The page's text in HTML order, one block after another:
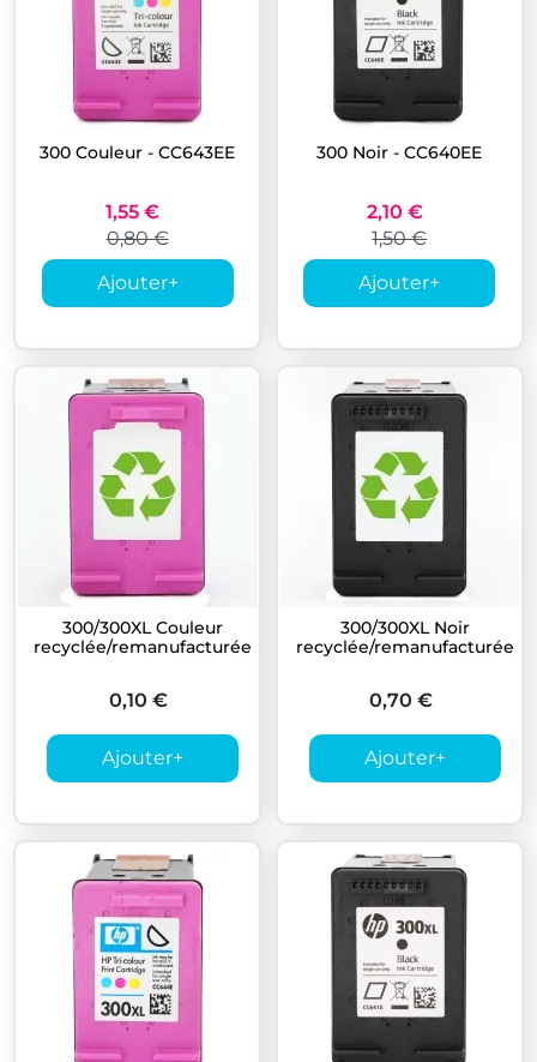
300 Couleur - CC643EE
1,55 €
0,80 €
Ajouter+
300 Noir - CC640EE
2,10 €
1,50 €
Ajouter+
300/300XL Couleur
recyclée/remanufacturée
0,10 €
Ajouter+
300/300XL Noir
recyclée/remanufacturée
0,70 €
Ajouter+